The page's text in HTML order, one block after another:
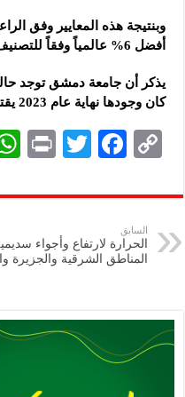
وبنتيجة هذه المعايير وفق
أفضل 6% عالمياً وفقاً للتصنيف.
‏كان وجودها نهاية عام 2023 يقتصر على 4 ‏تصنيفات فقط.
C
p
y
Li
k
F
eb
k
T
tt
er
P
nt
السابق
الحرارة لارتفاع وأجواء
المناطق الشرقية والجزيرة